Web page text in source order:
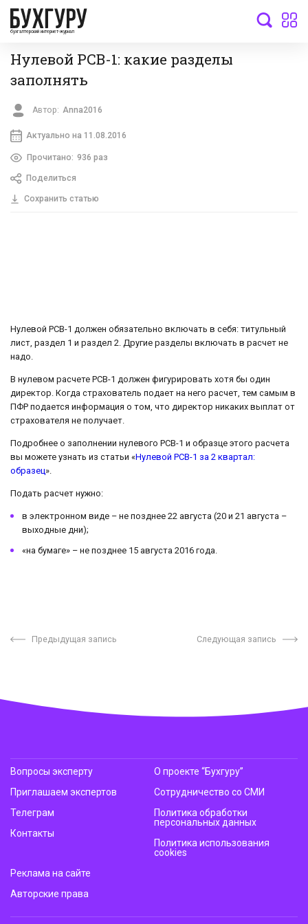
бухгалтерский интернет-журнал
Нулевой РСВ-1: какие разделы
заполнять
Автор: Anna2016
Актуально на 11.08.2016
Прочитано: 936 раз
Поделиться
Сохранить статью
Нулевой РСВ-1 должен обязательно включать в себя: титульный
лист, раздел 1 и раздел 2. Другие разделы включать в расчет не
надо.
В нулевом расчете РСВ-1 должен фигурировать хотя бы один
директор. Когда страхователь подает на него расчет, тем самым в
ПФР подается информация о том, что директор никаких выплат от
страхователя не получает.
Подробнее о заполнении нулевого РСВ-1 и образце этого расчета
вы можете узнать из статьи «Нулевой РСВ-1 за 2 квартал:
образец».
Подать расчет нужно:
в электронном виде – не позднее 22 августа (20 и 21 августа –
выходные дни);
«на бумаге» – не позднее 15 августа 2016 года.
Предыдущая запись Следующая запись
Вопросы эксперту
Приглашаем экспертов
Телеграм
Контакты
О проекте “Бухгуру”
Сотрудничество со СМИ
Политика обработки
персональных данных
Политика использования
cookies
Реклама на сайте
Авторские права